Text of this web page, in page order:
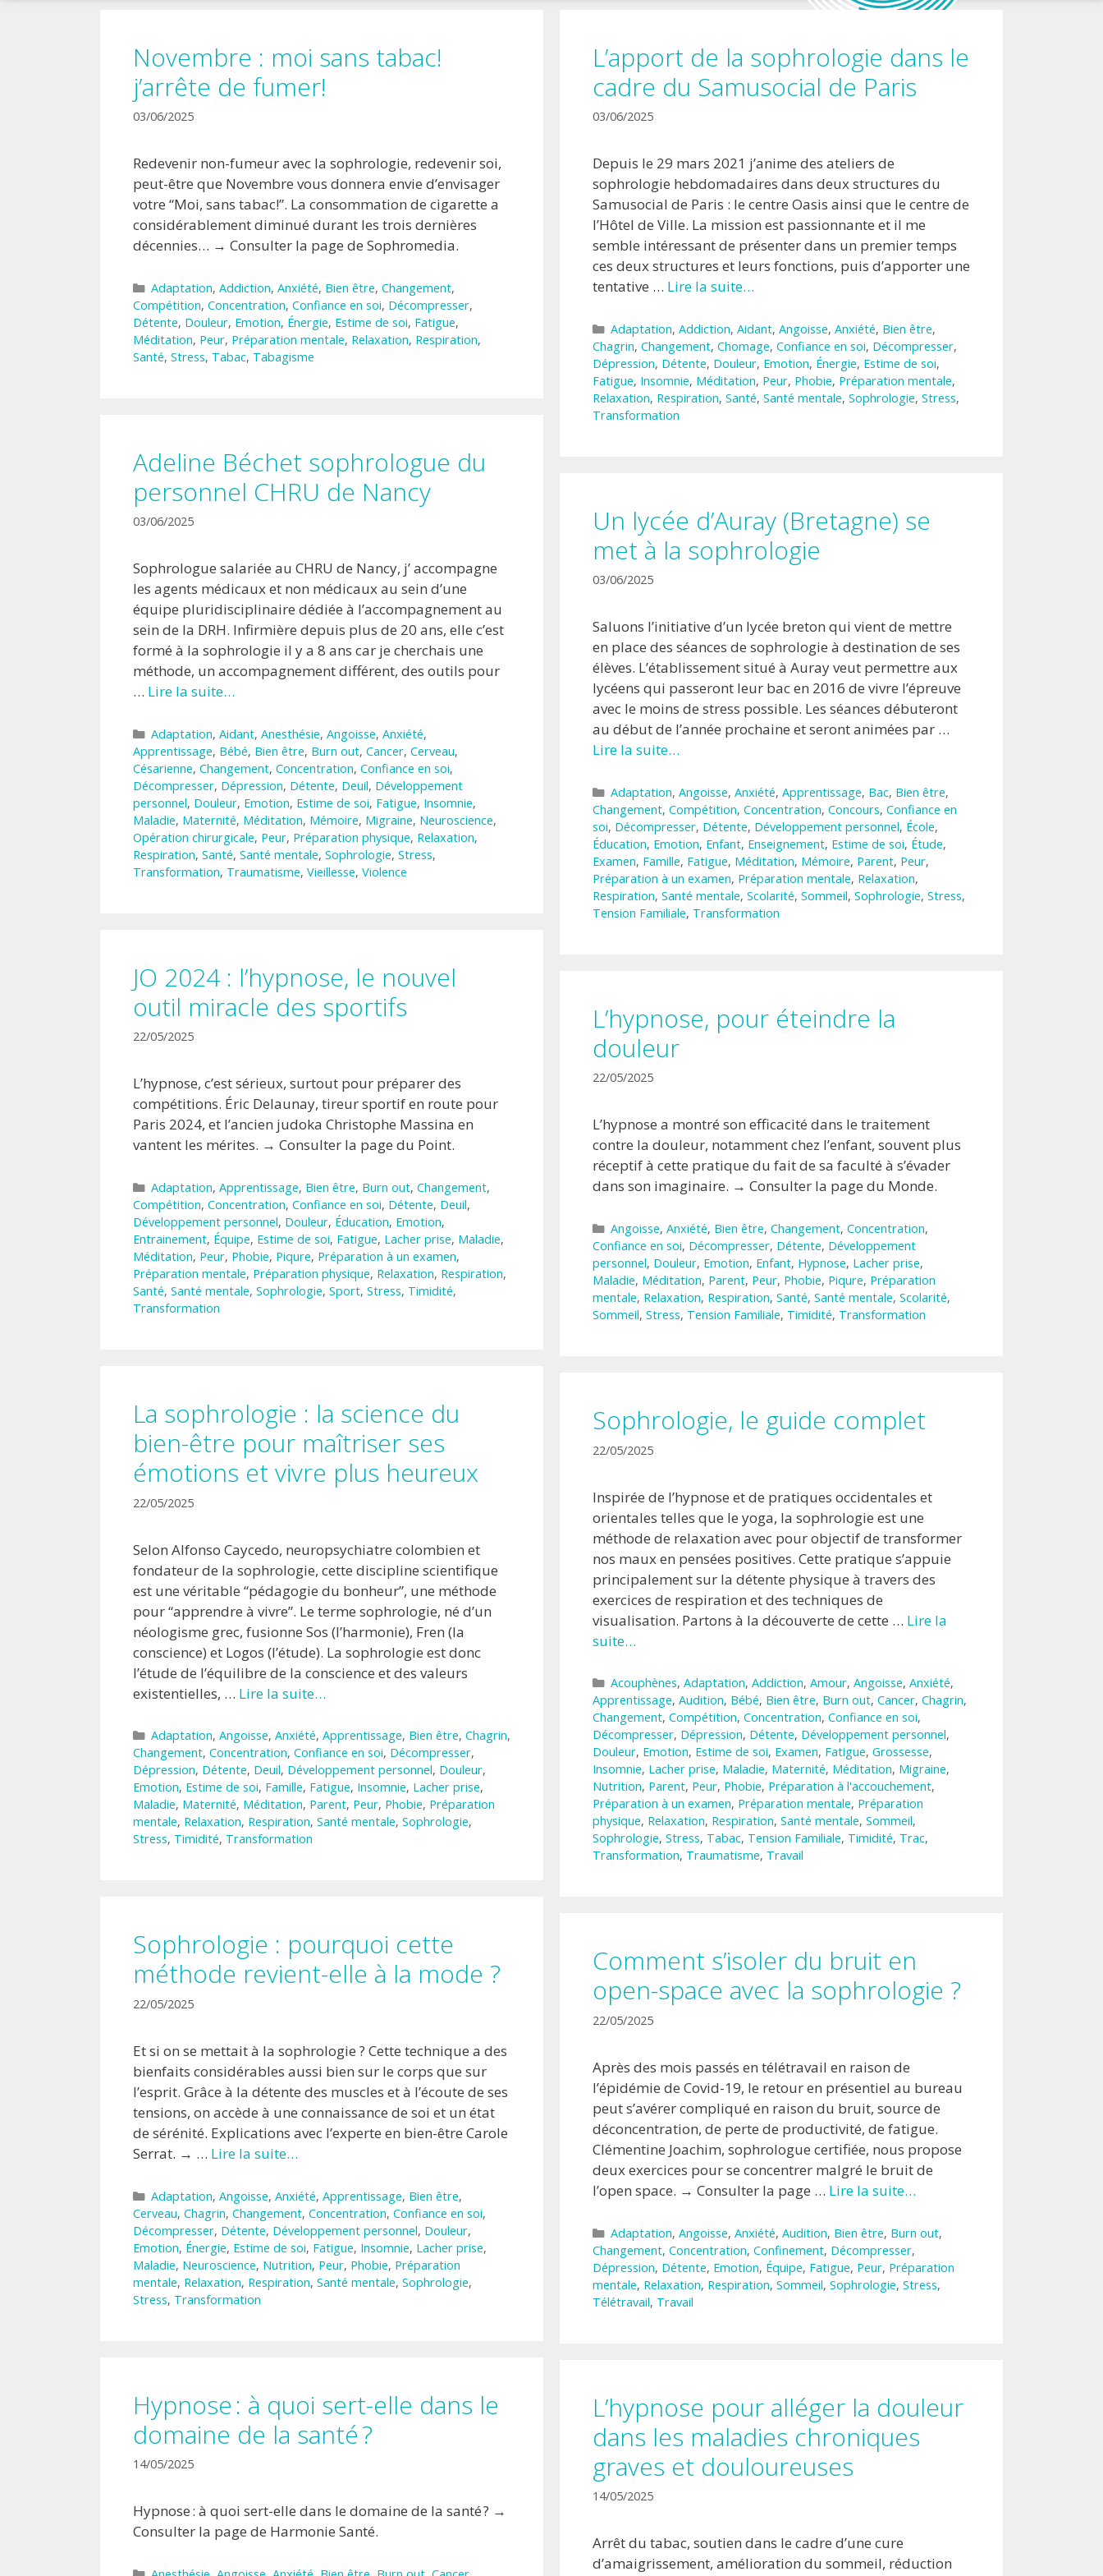
Novembre : moi sans tabac!
j’arrête de fumer!
03/06/2025
Redevenir non-fumeur avec la sophrologie, redevenir soi,
peut-être que Novembre vous donnera envie d’envisager
votre “Moi, sans tabac!”. La consommation de cigarette a
considérablement diminué durant les trois dernières
décennies… → Consulter la page de Sophromedia.
Catégories
Adaptation, Addiction, Anxiété, Bien être, Changement,
Compétition, Concentration, Confiance en soi, Décompresser,
Détente, Douleur, Emotion, Énergie, Estime de soi, Fatigue,
Méditation, Peur, Préparation mentale, Relaxation, Respiration,
Santé, Stress, Tabac, Tabagisme
L’apport de la sophrologie dans le
cadre du Samusocial de Paris
03/06/2025
Depuis le 29 mars 2021 j’anime des ateliers de
sophrologie hebdomadaires dans deux structures du
Samusocial de Paris : le centre Oasis ainsi que le centre de
l’Hôtel de Ville. La mission est passionnante et il me
semble intéressant de présenter dans un premier temps
ces deux structures et leurs fonctions, puis d’apporter une
tentative … Lire la suite…
Catégories
Adaptation, Addiction, Aidant, Angoisse, Anxiété, Bien être,
Chagrin, Changement, Chomage, Confiance en soi, Décompresser,
Dépression, Détente, Douleur, Emotion, Énergie, Estime de soi,
Fatigue, Insomnie, Méditation, Peur, Phobie, Préparation mentale,
Relaxation, Respiration, Santé, Santé mentale, Sophrologie, Stress,
Transformation
Adeline Béchet sophrologue du
personnel CHRU de Nancy
03/06/2025
Sophrologue salariée au CHRU de Nancy, j’ accompagne
les agents médicaux et non médicaux au sein d’une
équipe pluridisciplinaire dédiée à l’accompagnement au
sein de la DRH. Infirmière depuis plus de 20 ans, elle c’est
formé à la sophrologie il y a 8 ans car je cherchais une
méthode, un accompagnement différent, des outils pour
… Lire la suite…
Catégories
Adaptation, Aidant, Anesthésie, Angoisse, Anxiété,
Apprentissage, Bébé, Bien être, Burn out, Cancer, Cerveau,
Césarienne, Changement, Concentration, Confiance en soi,
Décompresser, Dépression, Détente, Deuil, Développement
personnel, Douleur, Emotion, Estime de soi, Fatigue, Insomnie,
Maladie, Maternité, Méditation, Mémoire, Migraine, Neuroscience,
Opération chirurgicale, Peur, Préparation physique, Relaxation,
Respiration, Santé, Santé mentale, Sophrologie, Stress,
Transformation, Traumatisme, Vieillesse, Violence
Un lycée d’Auray (Bretagne) se
met à la sophrologie
03/06/2025
Saluons l’initiative d’un lycée breton qui vient de mettre
en place des séances de sophrologie à destination de ses
élèves. L’établissement situé à Auray veut permettre aux
lycéens qui passeront leur bac en 2016 de vivre l’épreuve
avec le moins de stress possible. Les séances débuteront
au début de l’année prochaine et seront animées par …
Lire la suite…
Catégories
Adaptation, Angoisse, Anxiété, Apprentissage, Bac, Bien être,
Changement, Compétition, Concentration, Concours, Confiance en
soi, Décompresser, Détente, Développement personnel, École,
Éducation, Emotion, Enfant, Enseignement, Estime de soi, Étude,
Examen, Famille, Fatigue, Méditation, Mémoire, Parent, Peur,
Préparation à un examen, Préparation mentale, Relaxation,
Respiration, Santé mentale, Scolarité, Sommeil, Sophrologie, Stress,
Tension Familiale, Transformation
JO 2024 : l’hypnose, le nouvel
outil miracle des sportifs
22/05/2025
L’hypnose, c’est sérieux, surtout pour préparer des
compétitions. Éric Delaunay, tireur sportif en route pour
Paris 2024, et l’ancien judoka Christophe Massina en
vantent les mérites. → Consulter la page du Point.
Catégories
Adaptation, Apprentissage, Bien être, Burn out, Changement,
Compétition, Concentration, Confiance en soi, Détente, Deuil,
Développement personnel, Douleur, Éducation, Emotion,
Entrainement, Équipe, Estime de soi, Fatigue, Lacher prise, Maladie,
Méditation, Peur, Phobie, Piqure, Préparation à un examen,
Préparation mentale, Préparation physique, Relaxation, Respiration,
Santé, Santé mentale, Sophrologie, Sport, Stress, Timidité,
Transformation
L’hypnose, pour éteindre la
douleur
22/05/2025
L’hypnose a montré son efficacité dans le traitement
contre la douleur, notamment chez l’enfant, souvent plus
réceptif à cette pratique du fait de sa faculté à s’évader
dans son imaginaire. → Consulter la page du Monde.
Catégories
Angoisse, Anxiété, Bien être, Changement, Concentration,
Confiance en soi, Décompresser, Détente, Développement
personnel, Douleur, Emotion, Enfant, Hypnose, Lacher prise,
Maladie, Méditation, Parent, Peur, Phobie, Piqure, Préparation
mentale, Relaxation, Respiration, Santé, Santé mentale, Scolarité,
Sommeil, Stress, Tension Familiale, Timidité, Transformation
La sophrologie : la science du
bien-être pour maîtriser ses
émotions et vivre plus heureux
22/05/2025
Selon Alfonso Caycedo, neuropsychiatre colombien et
fondateur de la sophrologie, cette discipline scientifique
est une véritable “pédagogie du bonheur”, une méthode
pour “apprendre à vivre”. Le terme sophrologie, né d’un
néologisme grec, fusionne Sos (l’harmonie), Fren (la
conscience) et Logos (l’étude). La sophrologie est donc
l’étude de l’équilibre de la conscience et des valeurs
existentielles, … Lire la suite…
Catégories
Adaptation, Angoisse, Anxiété, Apprentissage, Bien être, Chagrin,
Changement, Concentration, Confiance en soi, Décompresser,
Dépression, Détente, Deuil, Développement personnel, Douleur,
Emotion, Estime de soi, Famille, Fatigue, Insomnie, Lacher prise,
Maladie, Maternité, Méditation, Parent, Peur, Phobie, Préparation
mentale, Relaxation, Respiration, Santé mentale, Sophrologie,
Stress, Timidité, Transformation
Sophrologie, le guide complet
22/05/2025
Inspirée de l’hypnose et de pratiques occidentales et
orientales telles que le yoga, la sophrologie est une
méthode de relaxation avec pour objectif de transformer
nos maux en pensées positives. Cette pratique s’appuie
principalement sur la détente physique à travers des
exercices de respiration et des techniques de
visualisation. Partons à la découverte de cette … Lire la
suite…
Catégories
Acouphènes, Adaptation, Addiction, Amour, Angoisse, Anxiété,
Apprentissage, Audition, Bébé, Bien être, Burn out, Cancer, Chagrin,
Changement, Compétition, Concentration, Confiance en soi,
Décompresser, Dépression, Détente, Développement personnel,
Douleur, Emotion, Estime de soi, Examen, Fatigue, Grossesse,
Insomnie, Lacher prise, Maladie, Maternité, Méditation, Migraine,
Nutrition, Parent, Peur, Phobie, Préparation à l'accouchement,
Préparation à un examen, Préparation mentale, Préparation
physique, Relaxation, Respiration, Santé mentale, Sommeil,
Sophrologie, Stress, Tabac, Tension Familiale, Timidité, Trac,
Transformation, Traumatisme, Travail
Sophrologie : pourquoi cette
méthode revient-elle à la mode ?
22/05/2025
Et si on se mettait à la sophrologie ? Cette technique a des
bienfaits considérables aussi bien sur le corps que sur
l’esprit. Grâce à la détente des muscles et à l’écoute de ses
tensions, on accède à une connaissance de soi et un état
de sérénité. Explications avec l’experte en bien-être Carole
Serrat. → … Lire la suite…
Catégories
Adaptation, Angoisse, Anxiété, Apprentissage, Bien être,
Cerveau, Chagrin, Changement, Concentration, Confiance en soi,
Décompresser, Détente, Développement personnel, Douleur,
Emotion, Énergie, Estime de soi, Fatigue, Insomnie, Lacher prise,
Maladie, Neuroscience, Nutrition, Peur, Phobie, Préparation
mentale, Relaxation, Respiration, Santé mentale, Sophrologie,
Stress, Transformation
Comment s’isoler du bruit en
open-space avec la sophrologie ?
22/05/2025
Après des mois passés en télétravail en raison de
l’épidémie de Covid-19, le retour en présentiel au bureau
peut s’avérer compliqué en raison du bruit, source de
déconcentration, de perte de productivité, de fatigue.
Clémentine Joachim, sophrologue certifiée, nous propose
deux exercices pour se concentrer malgré le bruit de
l’open space. → Consulter la page … Lire la suite…
Catégories
Adaptation, Angoisse, Anxiété, Audition, Bien être, Burn out,
Changement, Concentration, Confinement, Décompresser,
Dépression, Détente, Emotion, Équipe, Fatigue, Peur, Préparation
mentale, Relaxation, Respiration, Sommeil, Sophrologie, Stress,
Télétravail, Travail
Hypnose : à quoi sert-elle dans le
domaine de la santé ?
14/05/2025
Hypnose : à quoi sert-elle dans le domaine de la santé ? →
Consulter la page de Harmonie Santé.
Catégories
L’hypnose pour alléger la douleur
dans les maladies chroniques
graves et douloureuses
14/05/2025
Arrêt du tabac, soutien dans le cadre d’une cure
d’amaigrissement, amélioration du sommeil, réduction